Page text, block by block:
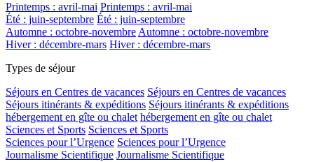
Printemps : avril-mai Printemps : avril-mai
Été : juin-septembre Été : juin-septembre
Automne : octobre-novembreAutomne : octobre-novembre
Hiver : décembre-mars Hiver : décembre-mars
Types de séjour
Séjours en Centres de vacances Séjours en Centres de vacances
Séjours itinérants & expéditions Séjours itinérants & expéditions
hébergement en gîte ou chalet hébergement en gîte ou chalet
Sciences et Sports Sciences et Sports
Sciences pour l’Urgence Sciences pour l’Urgence
Journalisme Scientifique Journalisme Scientifique